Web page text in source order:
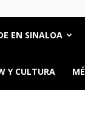
EN SINALOA
Y CULTURA